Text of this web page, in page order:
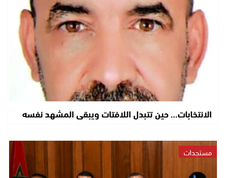
الانتخابات… حين تتبدل اللافتات ويبقى المشهد نفسه
مستجدات